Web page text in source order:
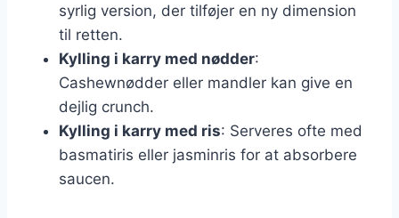
syrlig version, der tilføjer en ny dimension
til retten.
Kylling i karry med nødder:
Cashewnødder eller mandler kan give en
dejlig crunch.
Kylling i karry med ris: Serveres ofte med
basmatiris eller jasminris for at absorbere
saucen.